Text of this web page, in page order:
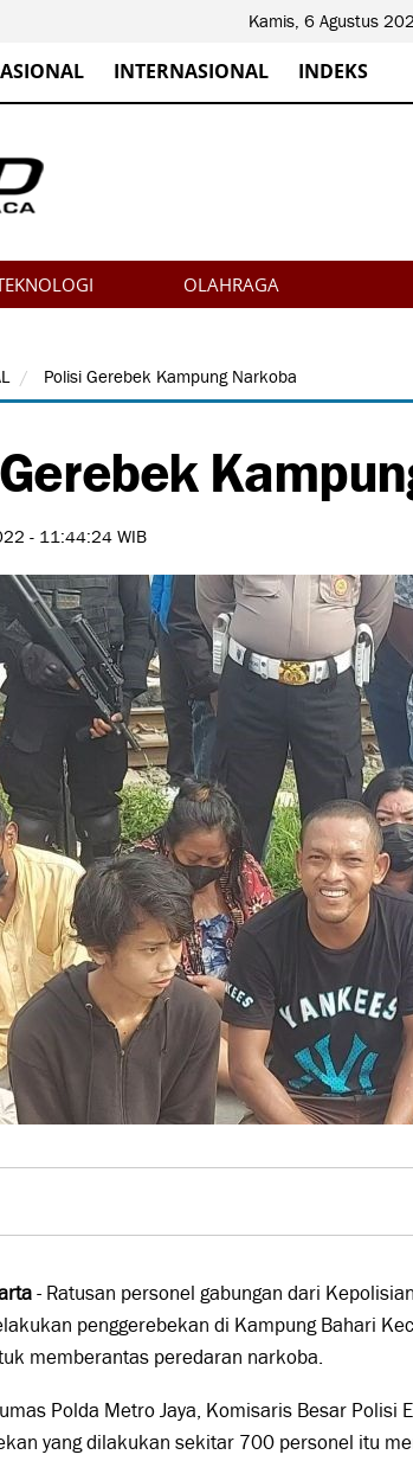
Kamis, 6 Agustus
INTERNASIONAL INDEKS
OLAHRAGA
Polisi Gerebek Kampung Narkoba
- 11:44:24 WIB
- Ratusan personel gabungan dari
penggerebekan di Kampung Bahari
memberantas peredaran narkoba.
Polda Metro Jaya, Komisaris Besar Polisi
yang dilakukan sekitar 700 personel itu